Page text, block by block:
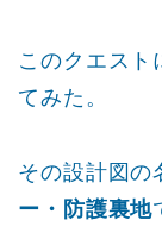
このクエスト
てみた。
その設計図の
ー・防護裏地